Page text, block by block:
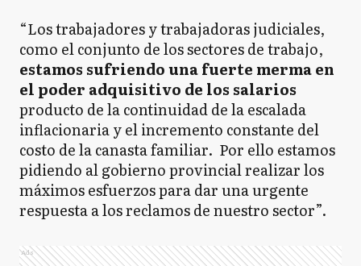
“Los trabajadores y trabajadoras judiciales,
como el conjunto de los sectores de trabajo,
estamos sufriendo una fuerte merma en
el poder adquisitivo de los salarios
producto de la continuidad de la escalada
inflacionaria y el incremento constante del
costo de la canasta familiar. Por ello estamos
pidiendo al gobierno provincial realizar los
máximos esfuerzos para dar una urgente
respuesta a los reclamos de nuestro sector”.
Ads